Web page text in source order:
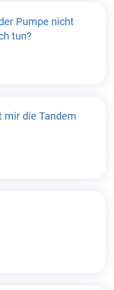
Pumpe nicht
tun?
mir die Tandem